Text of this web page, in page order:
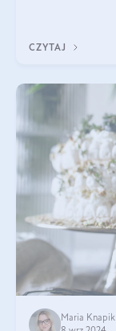
CZYTAJ
Maria Knapik